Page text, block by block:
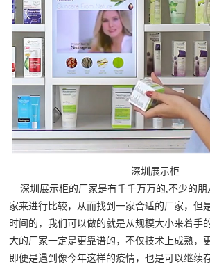
深圳展示柜
深圳展示柜的厂家是有千千万万的,不少的朋
家来进行比较，从而找到一家合适的厂家，但
时间的，我们可以做的就是从规模大小来着手
大的厂家一定是更靠谱的，不仅技术上成熟，
即便是遇到像今年这样的疫情，也是可以继续